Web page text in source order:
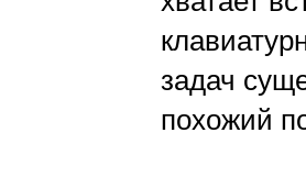
задач
похожий